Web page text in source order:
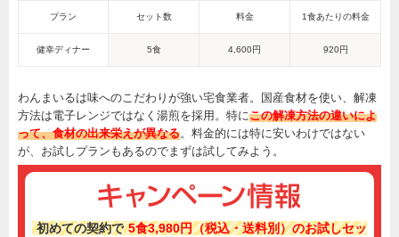
プラン セット数 料金 1食あたりの料金
健幸ディナー 5食 4,600円 920円
わんまいるは味へのこだわりが強い宅食業者。国産食材を使い、解凍
方法は電子レンジではなく湯煎を採用。特にこの解凍方法の違いによ
って、食材の出来栄えが異なる。料金的には特に安いわけではない
が、お試しプランもあるのでまずは試してみよう。
初めての契約で 5食3,980円（税込・送料別）のお試しセッ